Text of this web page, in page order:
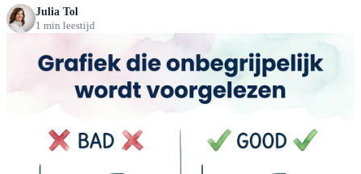
Julia Tol
1 min leestijd